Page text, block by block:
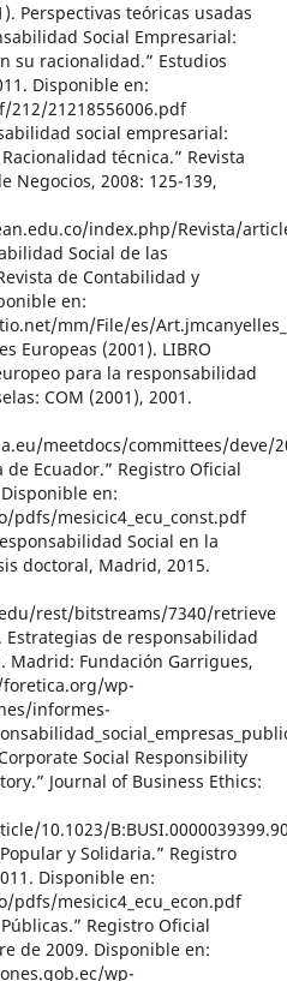
Perspectivas teóricas usadas
Social Empresarial:
su racionalidad.” Estudios
Disponible en:
21218556006.pdf
social empresarial:
técnica.” Revista
Negocios, 2008: 125-139,
index.php/Revista/
Social de las
de Contabilidad y
en:
mm/File/es/
Europeas (2001). LIBRO
para la responsabilidad
COM (2001), 2001.
meetdocs/committees/deve/
Ecuador.” Registro Oficial
en:
mesicic4_ecu_const.pdf
Social en la
doctoral, Madrid, 2015.
rest/bitstreams/7340/retrieve
Estrategias de responsabilidad
Madrid: Fundación Garrigues,
wp-
informes-
Social Responsibility
Journal of Business Ethics:
10.1023/
y Solidaria.” Registro
Disponible en:
mesicic4_ecu_econ.pdf
Registro Oficial
de 2009. Disponible en:
wp-